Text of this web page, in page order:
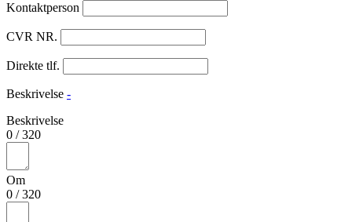
Kontaktperson
CVR NR.
Direkte tlf.
Beskrivelse -
Beskrivelse
0 /320
Om
0 /320